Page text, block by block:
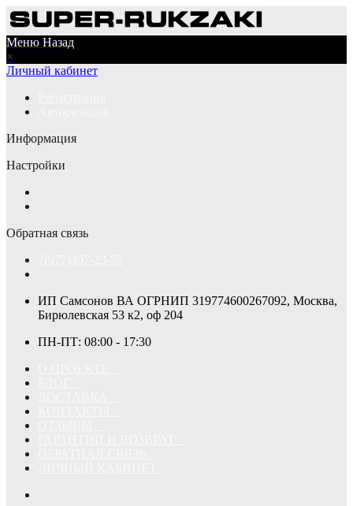
Меню Назад
×
Личный кабинет
Информация
Настройки
Обратная связь
ИП Самсонов ВА ОГРНИП 319774600267092, Москва,
Бирюлевская 53 к2, оф 204
ПН-ПТ: 08:00 - 17:30